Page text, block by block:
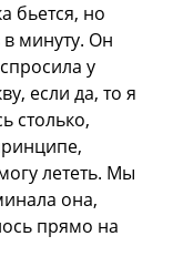
бьется, но
минуту. Он
у
если да, то я
столько,
лететь. Мы
она,
прямо на